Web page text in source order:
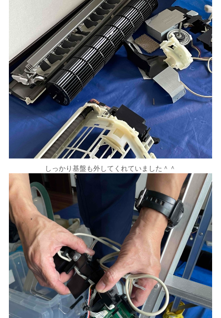
しっかり基盤も外してくれていました＾＾